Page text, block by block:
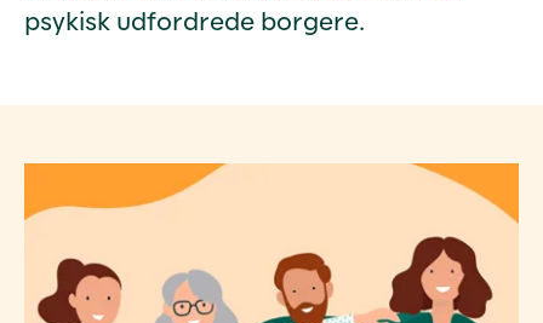
psykisk udfordrede borgere.